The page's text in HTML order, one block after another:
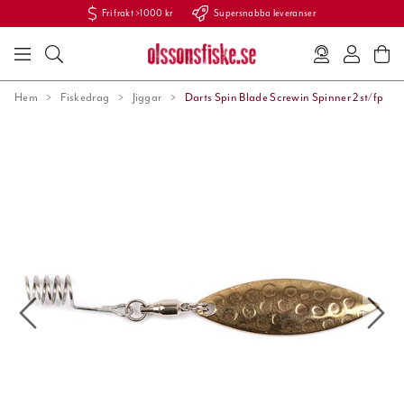
Fri frakt >1000 kr Supersnabba leveranser
Hem Fiskedrag Jiggar Darts Spin Blade Screwin Spinner 2st/fp